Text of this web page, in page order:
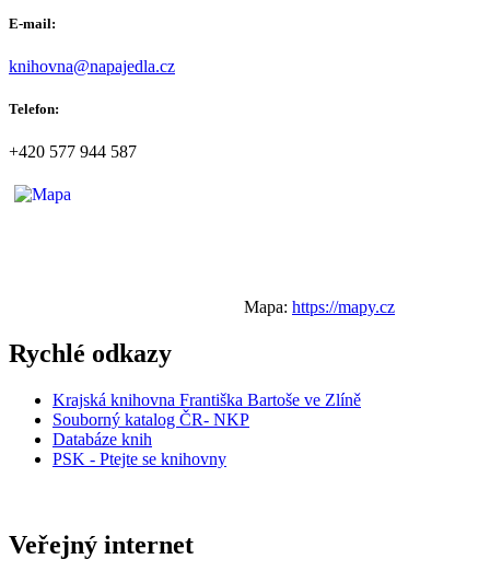
E-mail:
knihovna@napajedla.cz
Telefon:
+420 577 944 587
Mapa: https://mapy.cz
Rychlé odkazy
Krajská knihovna Františka Bartoše ve Zlíně
Souborný katalog ČR- NKP
Databáze knih
PSK - Ptejte se knihovny
Veřejný internet